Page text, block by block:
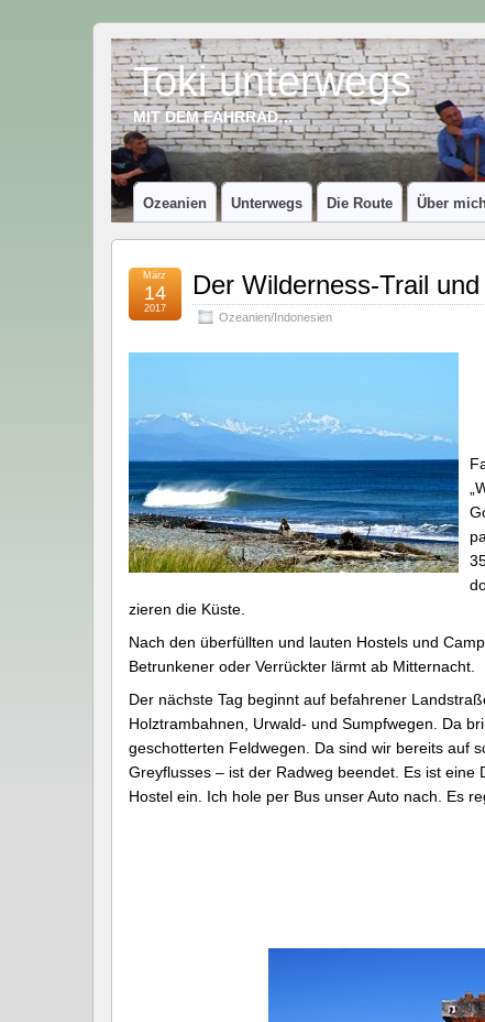
Toki unterwegs
MIT DEM FAHRRAD…
Ozeanien Unterwegs Die Route Über
Der Wilderness-Trail und
Ozeanien/Indonesien
März
14
2017
zieren die Küste.
Nach den überfüllten und lauten Hostels und
Betrunkener oder Verrückter lärmt ab Mitternacht.
Der nächste Tag beginnt auf befahrener
Holztrambahnen, Urwald- und Sumpfwegen. Da
geschotterten Feldwegen. Da sind wir bereits auf
Greyflusses – ist der Radweg beendet. Es ist
Hostel ein. Ich hole per Bus unser Auto nach. Es